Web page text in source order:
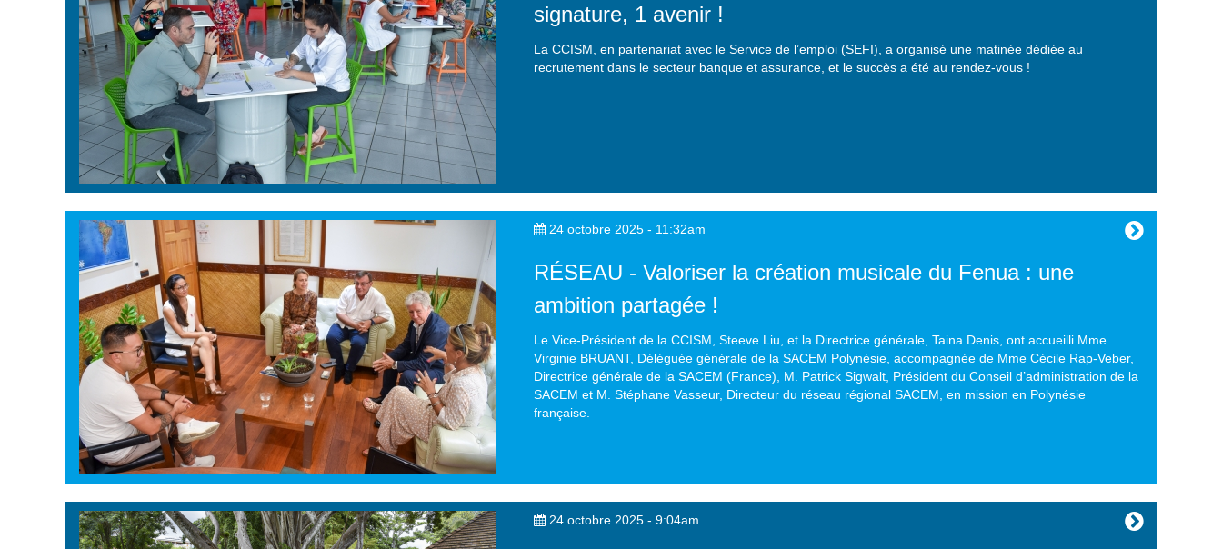
signature, 1 avenir !
La CCISM, en partenariat avec le Service de l’emploi (SEFI), a organisé une matinée dédiée au
recrutement dans le secteur banque et assurance, et le succès a été au rendez-vous !
24 octobre 2025 - 11:32am
RÉSEAU - Valoriser la création musicale du Fenua : une
ambition partagée !
Le Vice-Président de la CCISM, Steeve Liu, et la Directrice générale, Taina Denis, ont accueilli Mme
Virginie BRUANT, Déléguée générale de la SACEM Polynésie, accompagnée de Mme Cécile Rap-Veber,
Directrice générale de la SACEM (France), M. Patrick Sigwalt, Président du Conseil d’administration de la
SACEM et M. Stéphane Vasseur, Directeur du réseau régional SACEM, en mission en Polynésie
française.
24 octobre 2025 - 9:04am